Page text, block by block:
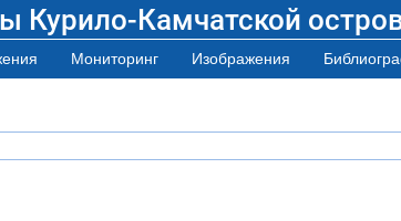
Курило-Камчатской
Мониторинг Изображения